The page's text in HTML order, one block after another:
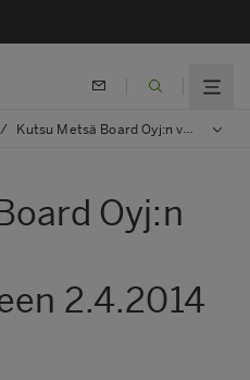
/ Kutsu Metsä Board Oyj:n varsinaiseen yhtiökokoukseen 2.4.2014 klo 15
Oyj:n
2.4.2014